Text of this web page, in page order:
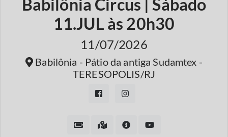
Babilônia Circus | Sábado
11.JUL às 20h30
11/07/2026
Babilônia - Pátio da antiga Sudamtex -
TERESOPOLIS/RJ